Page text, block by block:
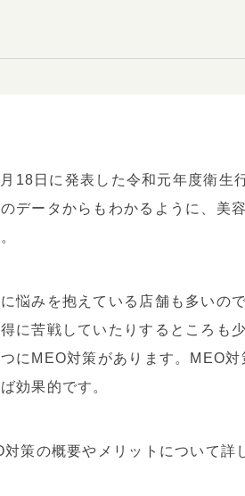
18日に発表した令和元年度衛
データからもわかるように、美
悩みを抱えている店舗も多いの
に苦戦していたりするところも
にMEO対策があります。MEO
効果的です。
策の概要やメリットについて詳